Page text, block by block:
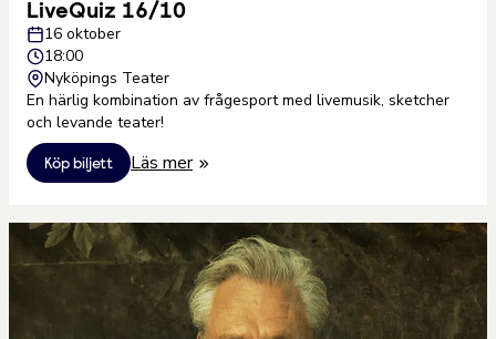
LiveQuiz 16/10
16 oktober
18:00
Nyköpings Teater
En härlig kombination av frågesport med livemusik, sketcher
och levande teater!
Köp biljett Läs mer